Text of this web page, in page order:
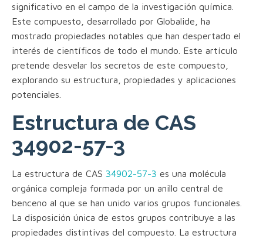
significativo en el campo de la investigación química.
Este compuesto, desarrollado por Globalide, ha
mostrado propiedades notables que han despertado el
interés de científicos de todo el mundo. Este artículo
pretende desvelar los secretos de este compuesto,
explorando su estructura, propiedades y aplicaciones
potenciales.
Estructura de CAS
34902-57-3
La estructura de CAS 34902-57-3 es una molécula
orgánica compleja formada por un anillo central de
benceno al que se han unido varios grupos funcionales.
La disposición única de estos grupos contribuye a las
propiedades distintivas del compuesto. La estructura